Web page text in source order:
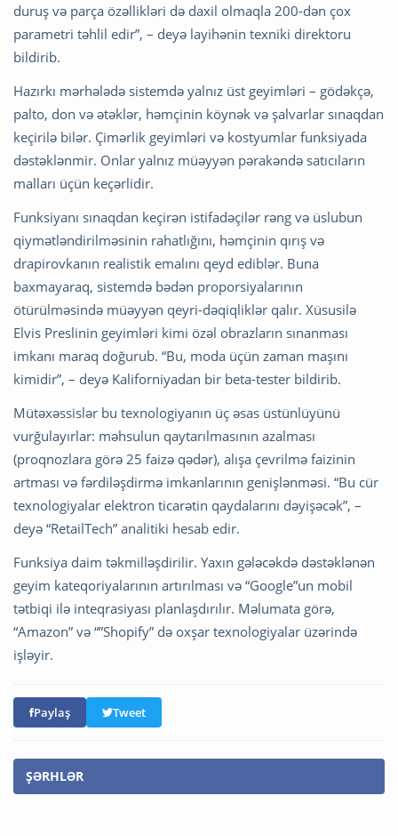
duruş və parça özəllikləri də daxil olmaqla 200-dən çox
parametri təhlil edir”, – deyə layihənin texniki direktoru
bildirib.
Hazırkı mərhələdə sistemdə yalnız üst geyimləri – gödəkçə,
palto, don və ətəklər, həmçinin köynək və şalvarlar sınaqdan
keçirilə bilər. Çimərlik geyimləri və kostyumlar funksiyada
dəstəklənmir. Onlar yalnız müəyyən pərakəndə satıcıların
malları üçün keçərlidir.
Funksiyanı sınaqdan keçirən istifadəçilər rəng və üslubun
qiymətləndirilməsinin rahatlığını, həmçinin qırış və
drapirovkanın realistik emalını qeyd ediblər. Buna
baxmayaraq, sistemdə bədən proporsiyalarının
ötürülməsində müəyyən qeyri-dəqiqliklər qalır. Xüsusilə
Elvis Preslinin geyimləri kimi özəl obrazların sınanması
imkanı maraq doğurub. “Bu, moda üçün zaman maşını
kimidir”, – deyə Kaliforniyadan bir beta-tester bildirib.
Mütəxəssislər bu texnologiyanın üç əsas üstünlüyünü
vurğulayırlar: məhsulun qaytarılmasının azalması
(proqnozlara görə 25 faizə qədər), alışa çevrilmə faizinin
artması və fərdiləşdirmə imkanlarının genişlənməsi. “Bu cür
texnologiyalar elektron ticarətin qaydalarını dəyişəcək”, –
deyə “RetailTech” analitiki hesab edir.
Funksiya daim təkmilləşdirilir. Yaxın gələcəkdə dəstəklənən
geyim kateqoriyalarının artırılması və “Google”un mobil
tətbiqi ilə inteqrasiyası planlaşdırılır. Məlumata görə,
“Amazon” və “”Shopify” də oxşar texnologiyalar üzərində
işləyir.
Paylaş Tweet
ŞƏRHLƏR